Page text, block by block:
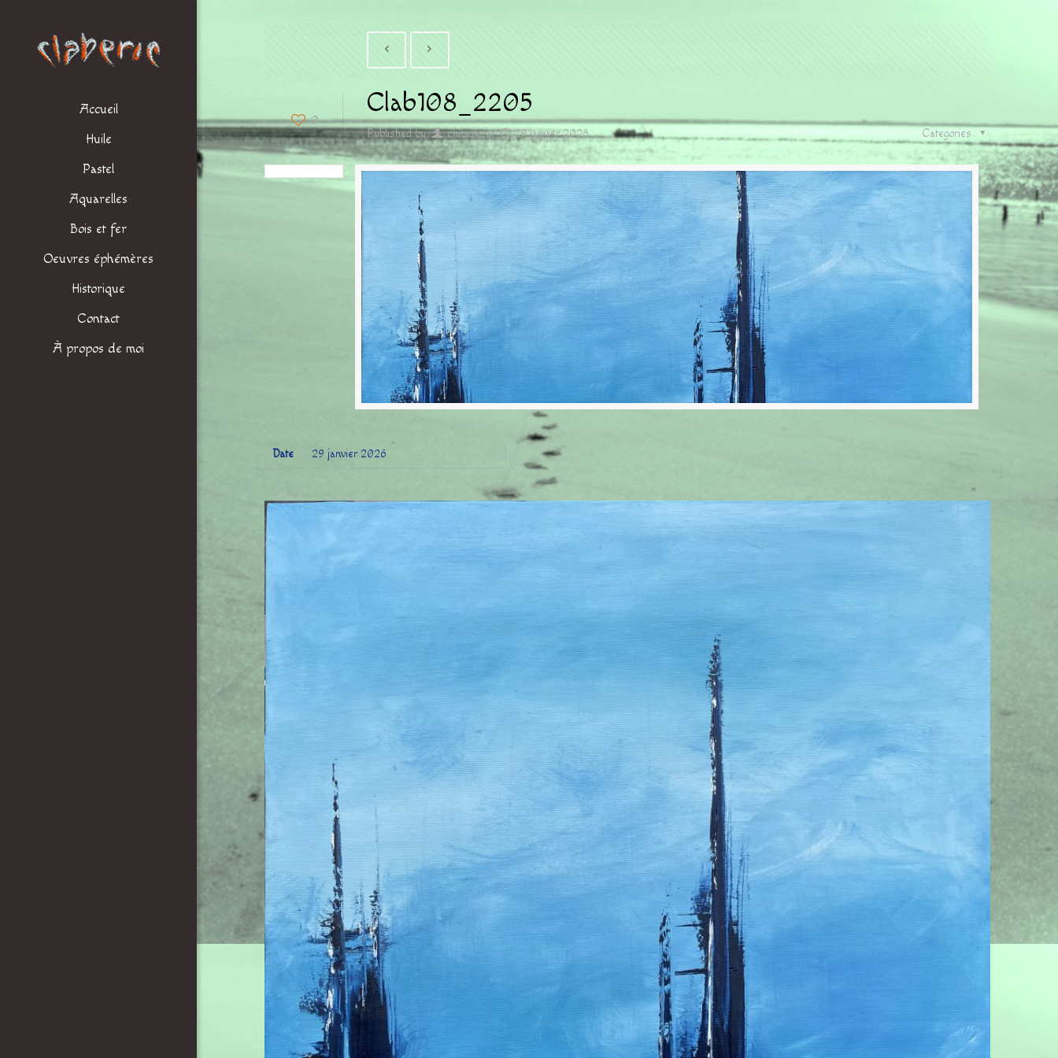
Accueil
Huile
Pastel
Aquarelles
Bois et fer
Oeuvres éphémères
Historique
Contact
À propos de moi
0
Clab108_2205
Published by claberic at 29 janvier 2026 Categories
Date 29 janvier 2026